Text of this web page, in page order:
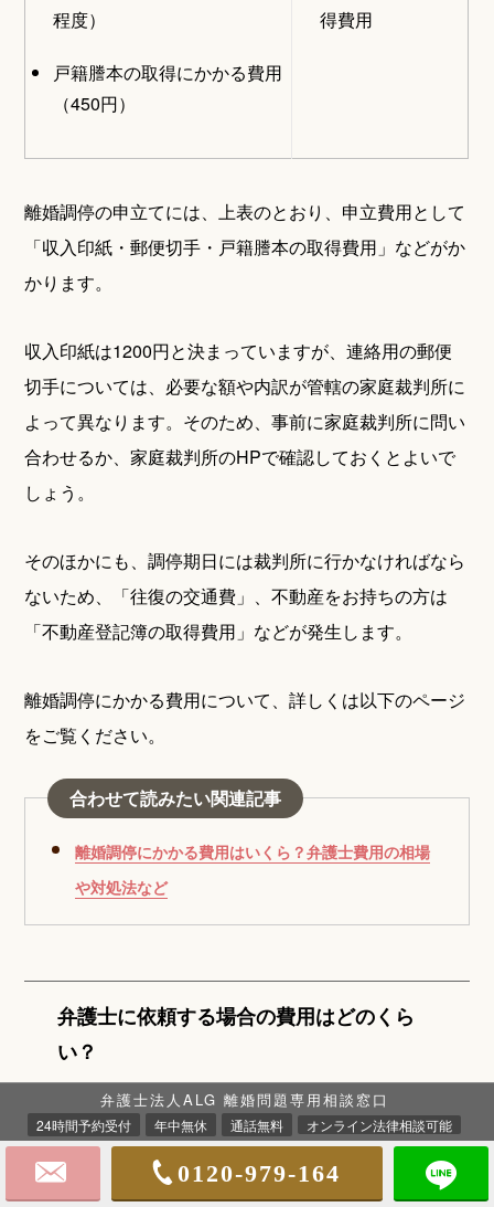
程度）
戸籍謄本の取得にかかる費用
（450円）
得費用
離婚調停の申立てには、上表のとおり、申立費用として
「収入印紙・郵便切手・戸籍謄本の取得費用」などがか
かります。
収入印紙は1200円と決まっていますが、連絡用の郵便
切手については、必要な額や内訳が管轄の家庭裁判所に
よって異なります。そのため、事前に家庭裁判所に問い
合わせるか、家庭裁判所のHPで確認しておくとよいで
しょう。
そのほかにも、調停期日には裁判所に行かなければなら
ないため、「往復の交通費」、不動産をお持ちの方は
「不動産登記簿の取得費用」などが発生します。
離婚調停にかかる費用について、詳しくは以下のページ
をご覧ください。
合わせて読みたい関連記事
離婚調停にかかる費用はいくら？弁護士費用の相場
や対処法など
弁護士に依頼する場合の費用はどのくら
い？
弁護士に依頼する場合は、別途、着手金、成功報酬など
弁護士費用が生じます。
依頼する弁護士や事案によって費用は異なりますが、お
弁護士法人ALG 離婚問題専用相談窓口
24時間予約受付 年中無休 通話無料 オンライン法律相談可能
0120-979-164